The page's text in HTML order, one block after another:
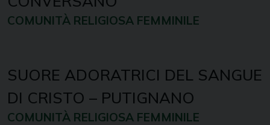
COMUNITÀ RELIGIOSA FEMMINILE
SUORE ADORATRICI DEL SANGUE
DI CRISTO – PUTIGNANO
COMUNITÀ RELIGIOSA FEMMINILE